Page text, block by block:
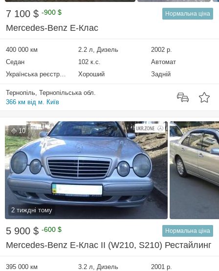
7 100 $ -900 $ Нормальна ціна
Mercedes-Benz E-Клас
400 000 км 2.2 л, Дизель
2002 р.
Седан
102 к.с.
Автомат
Українська реєстрація
Хороший Задній
Тернопіль, Тернопільська обл.
366 км від м. Київ
10
2 тиждні тому
5 900 $ -600 $ Нормальна ціна
Mercedes-Benz E-Клас II (W210, S210) Рестайлинг
395 000 км 3.2 л, Дизель
2001 р.